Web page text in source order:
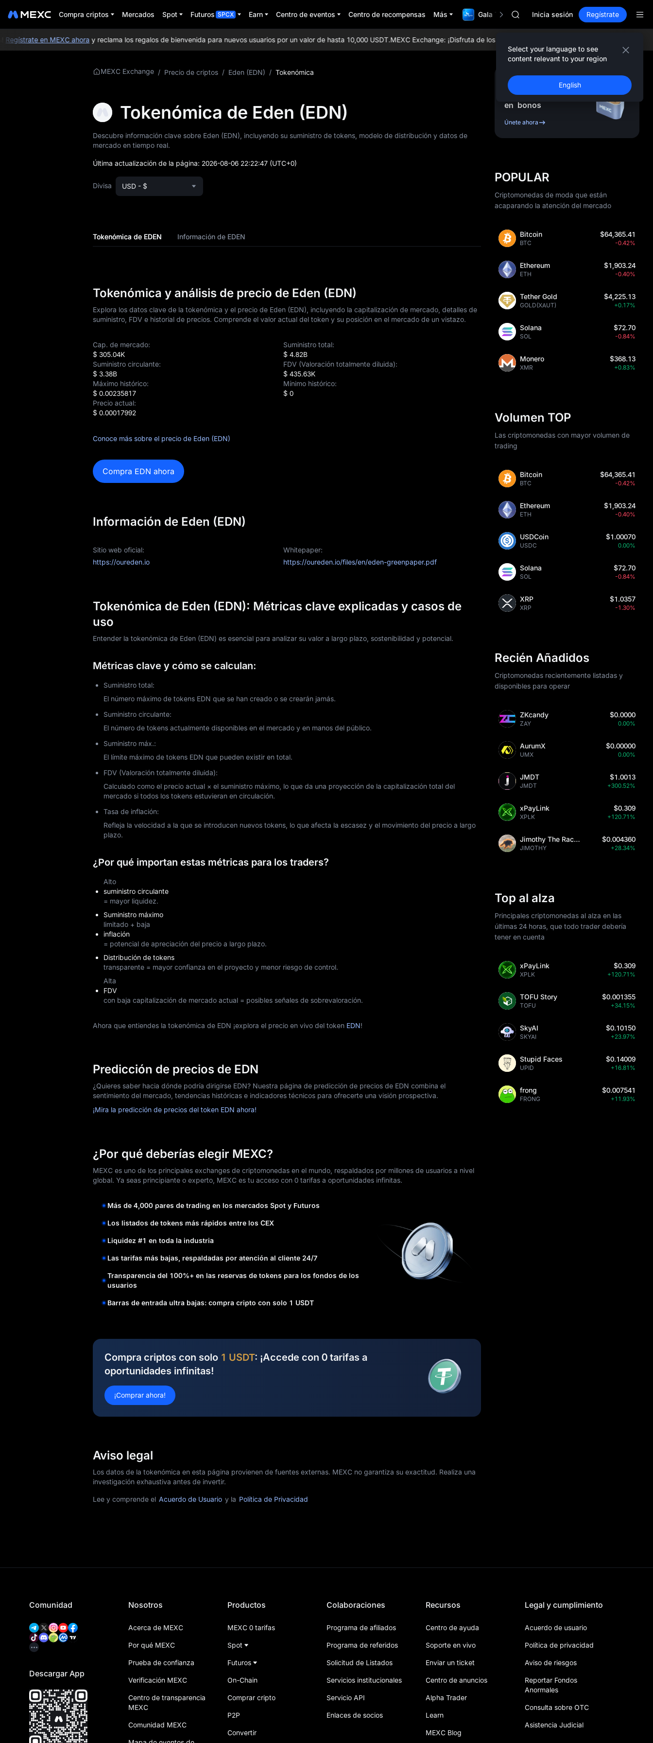
Compra criptos Mercados Spot Futuros SPCX Earn Centro de eventos Centro de recompensas Más Gala TradFi de $1,000,000
SPCX
UNITREE
Futuro de Unitree ya en vivo
UNITREE
Futuro de Unitree ya en vivo
Inicia sesión Regístrate
Select your language to see
content relevant to your region
English
en MEXC ahoray reclama los regalos de bienvenida para nuevos usuarios por un valor de hasta 10,000 USDT.MEXC Exchange: ¡Disfruta de los tokens más populares, airdrops diarios, las
MEXC Exchange / Precio de criptos / Eden (EDN) / Tokenómica
Tokenómica de Eden (EDN)
Descubre información clave sobre Eden (EDN), incluyendo su suministro de tokens, modelo de distribución y datos de
mercado en tiempo real.
Última actualización de la página: 2026-08-06 22:22:47 (UTC+0)
Divisa USD - $
Tokenómica de EDEN Información de EDEN
Tokenómica y análisis de precio de Eden (EDN)
Explora los datos clave de la tokenómica y el precio de Eden (EDN), incluyendo la capitalización de mercado, detalles de
suministro, FDV e historial de precios. Comprende el valor actual del token y su posición en el mercado de un vistazo.
Cap. de mercado:
$ 305.04K
Suministro total:
$ 4.82B
Suministro circulante:
$ 3.38B
FDV (Valoración totalmente diluida):
$ 435.63K
Máximo histórico:
$ 0.00235817
Mínimo histórico:
$ 0
Precio actual:
$ 0.00017992
Conoce más sobre el precio de Eden (EDN)
Compra EDN ahora
Información de Eden (EDN)
Sitio web oficial:
https://oureden.io
Whitepaper:
https://oureden.io/files/en/eden-greenpaper.pdf
Tokenómica de Eden (EDN): Métricas clave explicadas y casos de
uso
Entender la tokenómica de Eden (EDN) es esencial para analizar su valor a largo plazo, sostenibilidad y potencial.
Métricas clave y cómo se calculan:
Suministro total:
El número máximo de tokens EDN que se han creado o se crearán jamás.
Suministro circulante:
El número de tokens actualmente disponibles en el mercado y en manos del público.
Suministro máx.:
El límite máximo de tokens EDN que pueden existir en total.
FDV (Valoración totalmente diluida):
Calculado como el precio actual × el suministro máximo, lo que da una proyección de la capitalización total del
mercado si todos los tokens estuvieran en circulación.
Tasa de inflación:
Refleja la velocidad a la que se introducen nuevos tokens, lo que afecta la escasez y el movimiento del precio a largo
plazo.
¿Por qué importan estas métricas para los traders?
Alto
suministro circulante
= mayor liquidez.
Suministro máximo
limitado + baja
inflación
= potencial de apreciación del precio a largo plazo.
Distribución de tokens
transparente = mayor confianza en el proyecto y menor riesgo de control.
Alta
FDV
con baja capitalización de mercado actual = posibles señales de sobrevaloración.
Ahora que entiendes la tokenómica de EDN ¡explora el precio en vivo del token EDN!
Predicción de precios de EDN
¿Quieres saber hacia dónde podría dirigirse EDN? Nuestra página de predicción de precios de EDN combina el
sentimiento del mercado, tendencias históricas e indicadores técnicos para ofrecerte una visión prospectiva.
¡Mira la predicción de precios del token EDN ahora!
¿Por qué deberías elegir MEXC?
MEXC es uno de los principales exchanges de criptomonedas en el mundo, respaldados por millones de usuarios a nivel
global. Ya seas principiante o experto, MEXC es tu acceso con 0 tarifas a oportunidades infinitas.
Más de 4,000 pares de trading en los mercados Spot y Futuros
Los listados de tokens más rápidos entre los CEX
Liquidez #1 en toda la industria
Las tarifas más bajas, respaldadas por atención al cliente 24/7
Transparencia del 100%+ en las reservas de tokens para los fondos de los
usuarios
Barras de entrada ultra bajas: compra cripto con solo 1 USDT
Compra criptos con solo 1 USDT: ¡Accede con 0 tarifas a
oportunidades infinitas!
¡Comprar ahora!
Aviso legal
Los datos de la tokenómica en esta página provienen de fuentes externas. MEXC no garantiza su exactitud. Realiza una
investigación exhaustiva antes de invertir.
Lee y comprende el Acuerdo de Usuario y la Política de Privacidad
Regístrate y recibe
hasta 10,000USDT
en bonos
Únete ahora
POPULAR
Criptomonedas de moda que están
acaparando la atención del mercado
Bitcoin
BTC
$64,365.41
-0.42%
Ethereum
ETH
$1,903.24
-0.40%
Tether Gold
GOLD(XAUT)
$4,225.13
+0.17%
Solana
SOL
$72.70
-0.84%
Monero
XMR
$368.13
+0.83%
Volumen TOP
Las criptomonedas con mayor volumen de
trading
Bitcoin
BTC
$64,365.41
-0.42%
Ethereum
ETH
$1,903.24
-0.40%
USDCoin
USDC
$1.00070
0.00%
Solana
SOL
$72.70
-0.84%
XRP
XRP
$1.0357
-1.30%
Recién Añadidos
Criptomonedas recientemente listadas y
disponibles para operar
ZKcandy
ZAY
$0.0000
0.00%
AurumX
UMX
$0.00000
0.00%
JMDT
JMDT
$1.0013
+300.52%
xPayLink
XPLK
$0.309
+120.71%
Jimothy The Raccoon
JIMOTHY
$0.004360
+28.34%
Top al alza
Principales criptomonedas al alza en las
últimas 24 horas, que todo trader debería
tener en cuenta
xPayLink
XPLK
$0.309
+120.71%
TOFU Story
TOFU
$0.001355
+34.15%
SkyAI
SKYAI
$0.10150
+23.97%
Stupid Faces
UPID
$0.14009
+16.81%
frong
FRONG
$0.007541
+11.93%
Comunidad
Descargar App
Nosotros
Acerca de MEXC
Por qué MEXC
Prueba de confianza
Verificación MEXC
Centro de transparencia
MEXC
Comunidad MEXC
Productos
MEXC 0 tarifas
Spot
Futuros
On-Chain
Comprar cripto
P2P
Convertir
Colaboraciones
Programa de afiliados
Programa de referidos
Solicitud de Listados
Servicios institucionales
Servicio API
Enlaces de socios
Recursos
Centro de ayuda
Soporte en vivo
Enviar un ticket
Centro de anuncios
Alpha Trader
Learn
MEXC Blog
Legal y cumplimiento
Acuerdo de usuario
Política de privacidad
Aviso de riesgos
Reportar Fondos
Anormales
Consulta sobre OTC
Asistencia Judicial